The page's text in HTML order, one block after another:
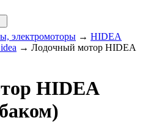
электромоторы → HIDEA
→ Лодочный мотор HIDEA
HIDEA